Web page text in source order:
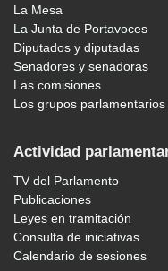
La Mesa
La Junta de Portavoces
Diputados y diputadas
Senadores y senadoras
Las comisiones
Los grupos parlamentarios
Actividad
TV del Parlamento
Publicaciones
Leyes en tramitación
Consulta de iniciativas
Calendario de sesiones